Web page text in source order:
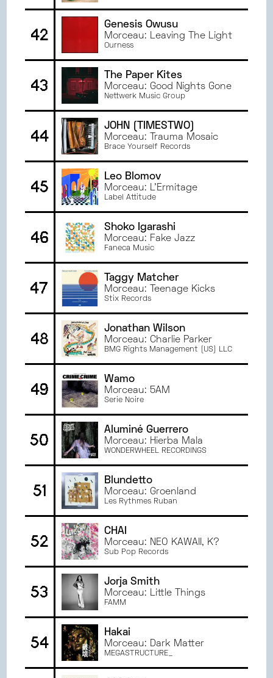
42
Genesis Owusu
Morceau: Leaving The Light
Ourness
43
The Paper Kites
Morceau: Good Nights Gone
Nettwerk Music Group
44
JOHN (TIMESTWO)
Morceau: Trauma Mosaic
Brace Yourself Records
45
Leo Blomov
Morceau: L'Ermitage
Label Attitude
46
Shoko Igarashi
Morceau: Fake Jazz
Faneca Music
47
Taggy Matcher
Morceau: Teenage Kicks
Stix Records
48
Jonathan Wilson
Morceau: Charlie Parker
BMG Rights Management (US) LLC
49
Wamo
Morceau: 5AM
Serie Noire
50
Aluminé Guerrero
Morceau: Hierba Mala
WONDERWHEEL RECORDINGS
51
Blundetto
Morceau: Groenland
Les Rythmes Ruban
52
CHAI
Morceau: NEO KAWAII, K?
Sub Pop Records
53
Jorja Smith
Morceau: Little Things
FAMM
54
Hakai
Morceau: Dark Matter
MEGASTRUCTURE_